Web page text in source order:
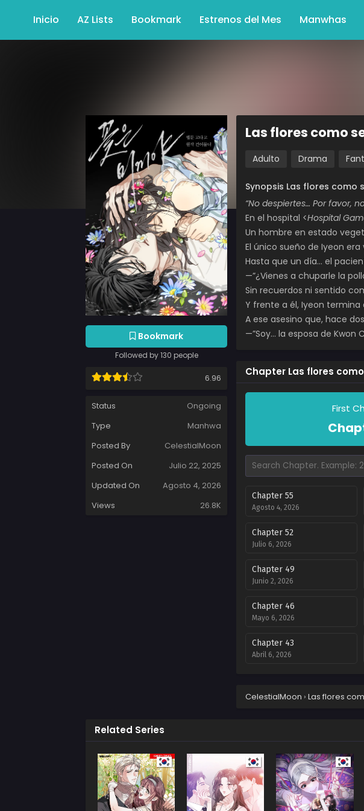
Inicio AZ Lists Bookmark Estrenos del Mes Manwhas
Bookmark
Followed by 130 people
6.96
Status
Ongoing
Type
Manhwa
Posted By
CelestialMoon
Posted On
Julio 22, 2025
Updated On
Agosto 4, 2026
Views
26.8K
Las flores como
Adulto Drama
Synopsis Las flores como
“No despiertes… Por favor,
En el hospital <Hospital
Un hombre en estado
El único sueño de Iyeon
Hasta que un día… el
—”¿Vienes a chuparle la
Sin recuerdos ni sentido
Y frente a él, Iyeon
A ese asesino que, hace
—”Soy… la esposa de Kwon
Chapter Las flores
First
Chapter 55
Agosto 4, 2026
Chapter 52
Julio 6, 2026
Chapter 49
Junio 2, 2026
Chapter 46
Mayo 6, 2026
Chapter 43
Abril 6, 2026
Chapter 31
Diciembre 7, 2025
Chapter 27
CelestialMoon › Las flores
Related Series